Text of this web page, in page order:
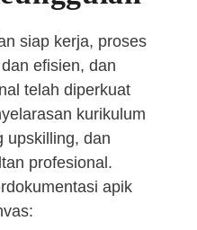
siap kerja, proses
efisien, dan
telah diperkuat
kurikulum
upskilling, dan
profesional.
apik